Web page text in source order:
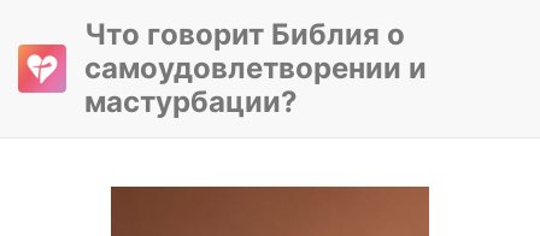
Что говорит Библия о
самоудовлетворении и
мастурбации?